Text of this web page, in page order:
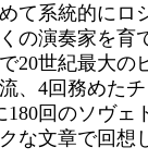
て系統的にロ
の演奏家を育
20世紀最大の
、4回務めた
180回のソヴ
な文章で回想